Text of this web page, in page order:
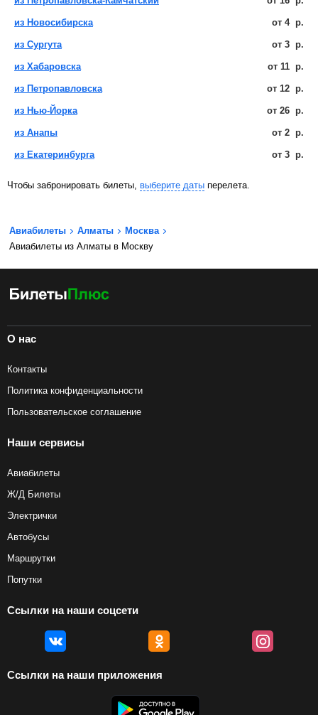
из Новосибирска от 4 р.
из Сургута от 3 р.
из Хабаровска от 11 р.
из Петропавловска от 12 р.
из Нью-Йорка от 26 р.
из Анапы от 2 р.
из Екатеринбурга от 3 р.
Чтобы забронировать билеты, выберите даты перелета.
Авиабилеты Алматы
Москва
Авиабилеты из Алматы в Москву
О нас
Контакты
Политика конфиденциальности
Пользовательское соглашение
Наши сервисы
Авиабилеты
Ж/Д Билеты
Электрички
Автобусы
Маршрутки
Попутки
Ссылки на наши соцсети
Ссылки на наши приложения